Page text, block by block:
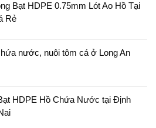
Bạt HDPE 0.75mm Lót Ao Hồ Tại
Rẻ
nước, nuôi tôm cá ở Long An
HDPE Hồ Chứa Nước tại Định